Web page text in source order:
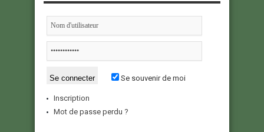
Se souvenir de moi
Inscription
Mot de passe perdu ?